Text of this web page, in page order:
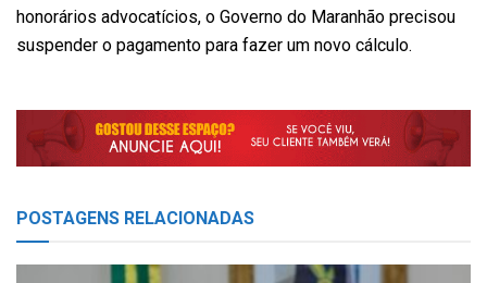
honorários advocatícios, o Governo do Maranhão precisou
suspender o pagamento para fazer um novo cálculo.
POSTAGENS RELACIONADAS